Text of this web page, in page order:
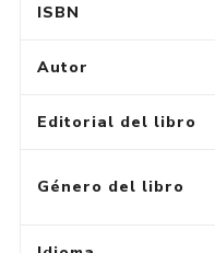
ISBN
Autor
Editorial del libro
Género del libro